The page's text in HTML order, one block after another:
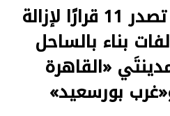
وزيرة الإسكان تصدر 11 قرارًا لإزالة
بناء بالساحل
«القاهرة
بورسعيد»